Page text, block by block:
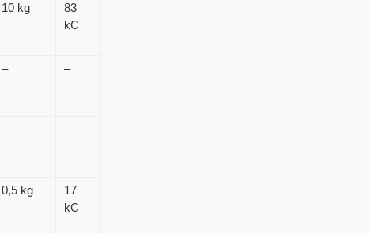
10 kg
83
kC
– –
– –
0,5 kg
17
kC